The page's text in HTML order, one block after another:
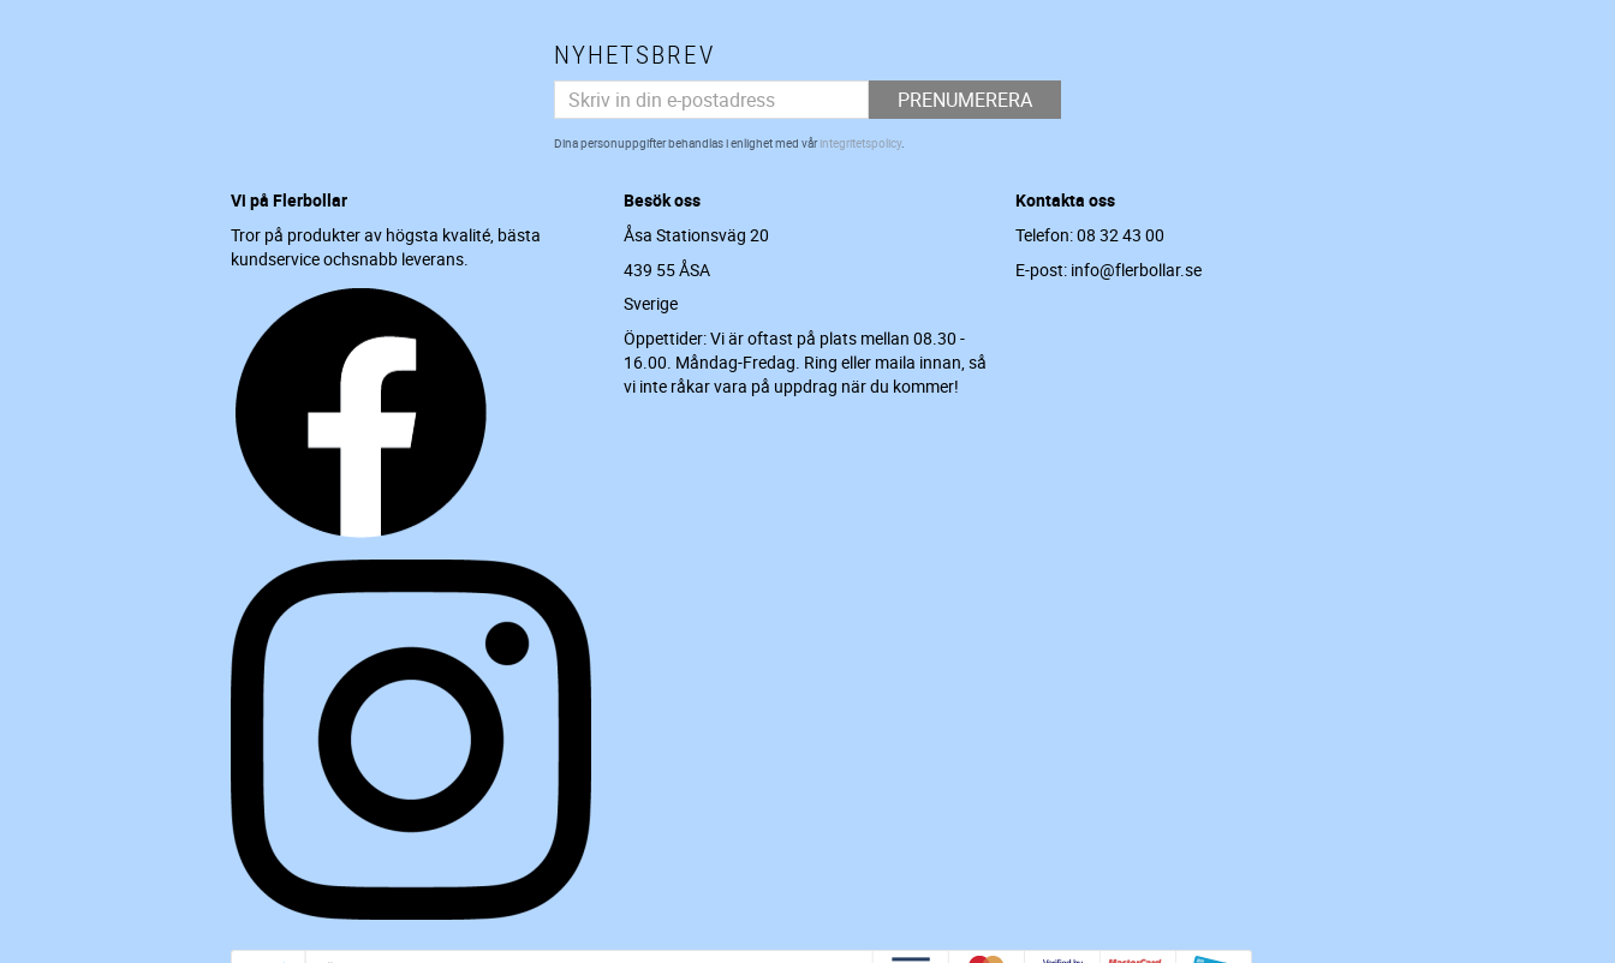
NYHETSBREV
PRENUMERERA
Dina personuppgifter behandlas i enlighet med vårintegritetspolicy.
Vi på Flerbollar
Tror på produkter av högsta kvalité, bästa
kundservice ochsnabb leverans.
Besök oss
Åsa Stationsväg 20
439 55 ÅSA
Sverige
Öppettider: Vi är oftast på plats mellan 08.30 -
16.00. Måndag-Fredag. Ring eller maila innan, så
vi inte råkar vara på uppdrag när du kommer!
Kontakta oss
Telefon: 08 32 43 00
E-post: info@flerbollar.se